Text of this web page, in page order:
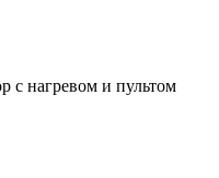
с нагревом и пультом